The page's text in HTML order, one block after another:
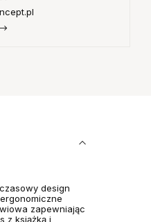
design
zapewniając
z książką i